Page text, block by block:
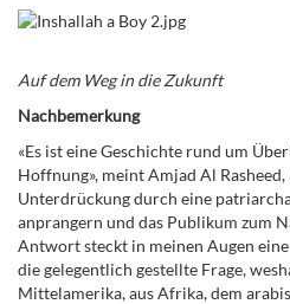
Auf dem Weg in die Zukunft
Nachbemerkung
«Es ist eine Geschichte rund um
Hoffnung», meint Amjad Al
Unterdrückung durch eine
anprangern und das Publikum zum
Antwort steckt in meinen Augen
die gelegentlich gestellte Frage,
Mittelamerika, aus Afrika, dem